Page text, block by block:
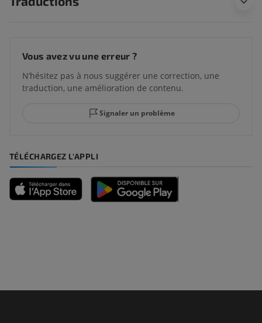
Vous avez vu une erreur ?
N’hésitez pas à nous suggérer une correction, une
traduction, une amélioration de contenu.
Signaler un problème
TÉLÉCHARGEZ L'APPLI